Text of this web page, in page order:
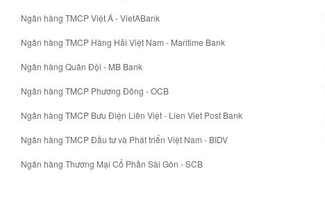
Ngân hàng TMCP Việt Á - VietABank
Ngân hàng TMCP Hàng Hải Việt Nam - Maritime Bank
Ngân hàng Quân Đội - MB Bank
Ngân hàng TMCP Phương Đông - OCB
Ngân hàng TMCP Bưu Điện Liên Việt - Lien Viet Post Bank
Ngân hàng TMCP Đầu tư và Phát triển Việt Nam - BIDV
Ngân hàng Thương Mại Cổ Phần Sài Gòn - SCB